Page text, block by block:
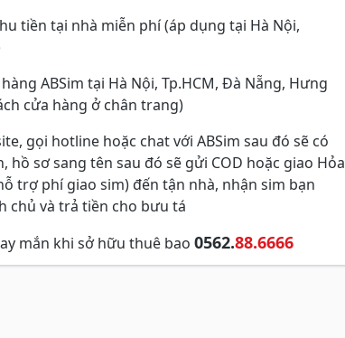
tiền tại nhà miễn phí (áp dụng tại Hà Nội,
ABSim tại Hà Nội, Tp.HCM, Đà Nẵng, Hưng
cửa hàng ở chân trang)
gọi hotline hoặc chat với ABSim sau đó sẽ có
sơ sang tên sau đó sẽ gửi COD hoặc giao Hỏa
trợ phí giao sim) đến tận nhà, nhận sim bạn
chủ và trả tiền cho bưu tá
mắn khi sở hữu thuê bao 0562.88.6666